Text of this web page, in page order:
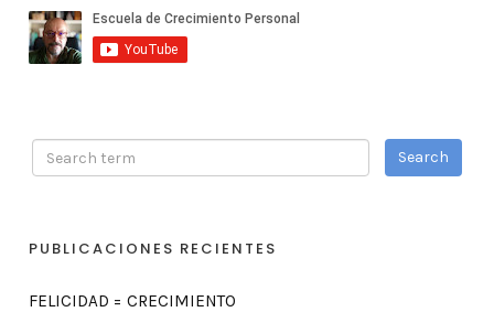
PUBLICACIONES RECIENTES
FELICIDAD = CRECIMIENTO